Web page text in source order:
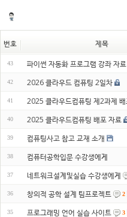
번호 제목
43 파이썬 자동화 프로그램 강좌 자료
42 2026 클라우드 컴퓨팅 2일차
41 2025 클라우드컴퓨팅 제2과제
40 2025 클라우드컴퓨팅 배포 자료
39 컴퓨팅사고 참고 교재 소개
38 컴퓨터공학입문 수강생에게
37 네트워크설계및실습 수강생에게
36 창의적 공학 설계 팀프로젝트 2
35 프로그래밍 언어 실습 사이트 3